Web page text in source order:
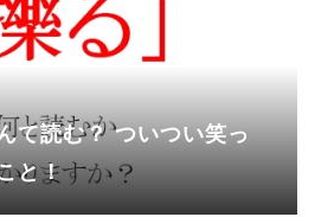
て読む？ ついつい笑っ
と！